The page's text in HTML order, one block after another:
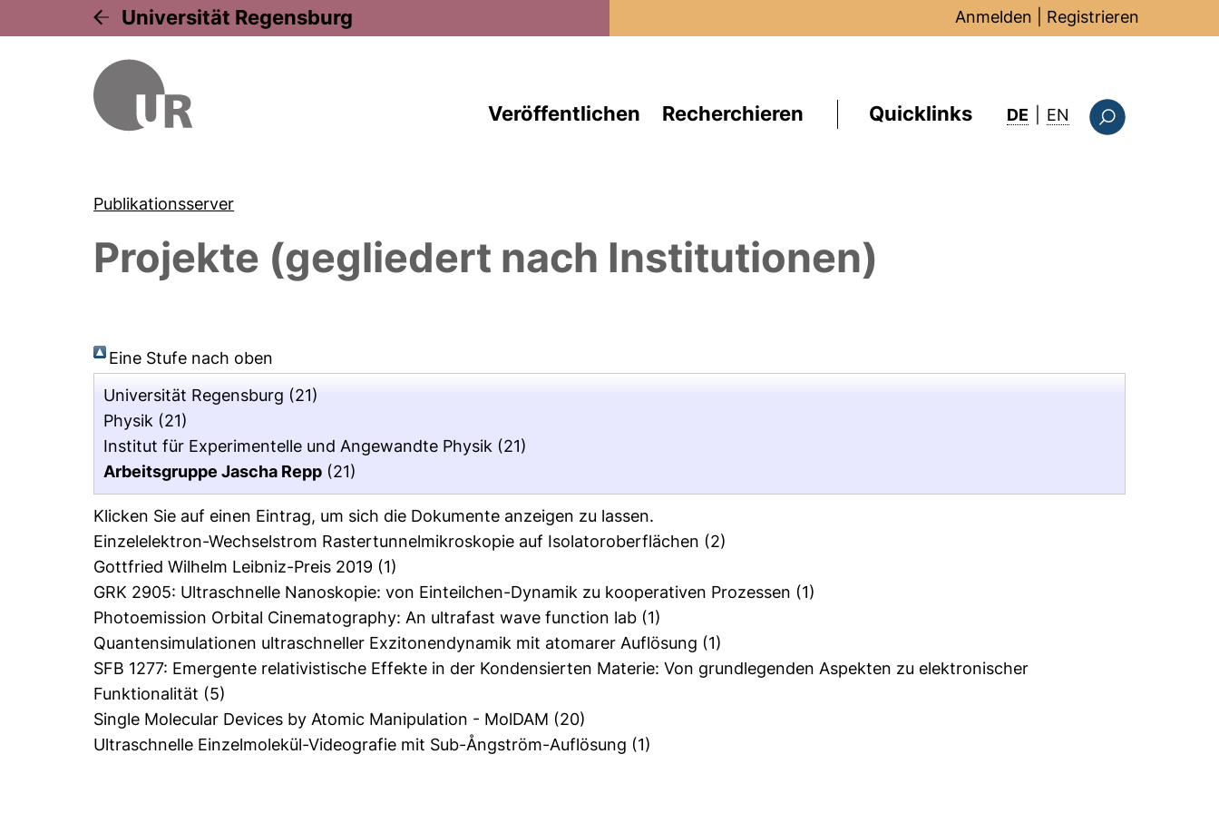
Universität Regensburg Anmelden Registrieren
Veröffentlichen Recherchieren Quicklinks DE EN : this page in
Publikationsserver
Projekte (gegliedert nach Institutionen)
Eine Stufe nach oben
Universität Regensburg (21)
Physik (21)
Institut für Experimentelle und Angewandte Physik (21)
Arbeitsgruppe Jascha Repp (21)
Klicken Sie auf einen Eintrag, um sich die Dokumente anzeigen zu lassen.
Einzelelektron-Wechselstrom Rastertunnelmikroskopie auf Isolatoroberflächen (2)
Gottfried Wilhelm Leibniz-Preis 2019 (1)
GRK 2905: Ultraschnelle Nanoskopie: von Einteilchen-Dynamik zu kooperativen Prozessen (1)
Photoemission Orbital Cinematography: An ultrafast wave function lab (1)
Quantensimulationen ultraschneller Exzitonendynamik mit atomarer Auflösung (1)
SFB 1277: Emergente relativistische Effekte in der Kondensierten Materie: Von grundlegenden Aspekten zu elektronischer
Funktionalität (5)
Single Molecular Devices by Atomic Manipulation - MolDAM (20)
Ultraschnelle Einzelmolekül-Videografie mit Sub-Ångström-Auflösung (1)